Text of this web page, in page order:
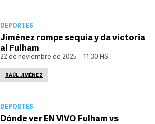
DEPORTES
Jiménez rompe sequía y da victoria
al Fulham
22 de noviembre de 2025 - 11:30 HS
RAÚL JIMÉNEZ
DEPORTES
Dónde ver EN VIVO Fulham vs